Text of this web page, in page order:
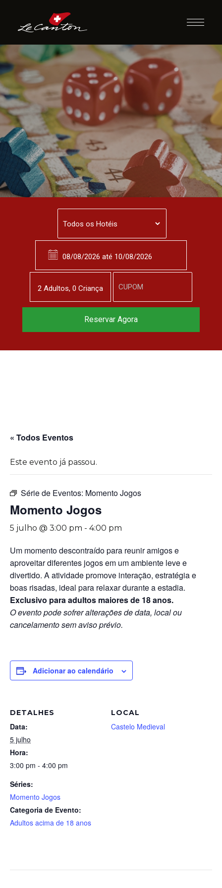
Momento Jogos
« Todos Eventos
Este evento já passou.
Série de Eventos: Momento Jogos
Momento Jogos
5 julho @ 3:00 pm - 4:00 pm
Um momento descontraído para reunir amigos e
aproveitar diferentes jogos em um ambiente leve e
divertido. A atividade promove interação, estratégia e
boas risadas, ideal para relaxar durante a estadia.
Exclusivo para adultos maiores de 18 anos.
O evento pode sofrer alterações de data, local ou
cancelamento sem aviso prévio.
Adicionar ao calendário
DETALHES
Data:
5 julho
Hora:
3:00 pm - 4:00 pm
Séries:
Momento Jogos
Categoria de Evento:
Adultos acima de 18 anos
LOCAL
Castelo Medieval
2 Adultos, 0 Criança
Reserve agora, com
Reservar Agora